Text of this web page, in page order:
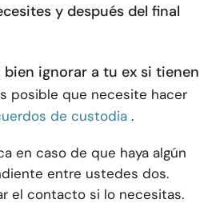
y después del final
bien ignorar a tu ex si tienen
posible que necesite hacer
de custodia .
en caso de que haya algún
entre ustedes dos.
el contacto si lo necesitas.